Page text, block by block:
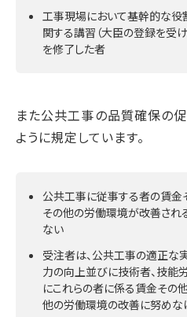
工事現場において基幹的な
関する講習（大臣の登録を受
を修了した者
また公共工事の品質確保の
ように規定しています。
公共工事に従事する者の賃金
その他の労働環境が改善され
ない
受注者は、公共工事の適正
力の向上並びに技術者、技
にこれらの者に係る賃金その
他の労働環境の改善に努めな